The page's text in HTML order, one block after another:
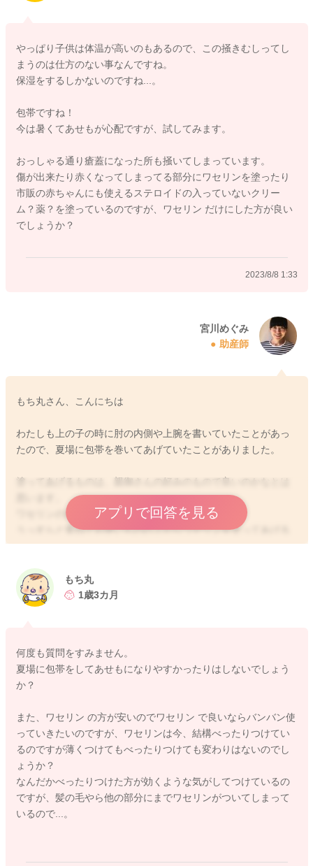
滑るので多少掻き壊しが防げるようにも思います。
引き続き保湿もこまめにされてみてください。
2023/8/7 22:59
やっぱり子供は体温が高いのもあるので、この掻きむしってし
まうのは仕方のない事なんですね。
保湿をするしかないのですね...。
包帯ですね！
今は暑くてあせもが心配ですが、試してみます。
おっしゃる通り瘡蓋になった所も掻いてしまっています。
傷が出来たり赤くなってしまってる部分にワセリンを塗ったり
市販の赤ちゃんにも使えるステロイドの入っていないクリー
ム？薬？を塗っているのですが、ワセリン だけにした方が良い
でしょうか？
2023/8/8 1:33
宮川めぐみ
助産師
もち丸さん、こんにちは
わたしも上の子の時に肘の内側や上腕を書いていたことがあっ
たので、夏場に包帯を巻いてあげていたことがありました。
塗ってあげるものは、親御さんの好みのもので良いのかなとは
ワセリンの保護力は強いかとは思います。
うっすらと重ねてお使いものの上からワセリンを塗ってあげる
でもいいと思いますよ。
よかったら参考になさってみてください。
どうぞよろしくお願いします。
アプリで回答を見る
もち丸
1歳3カ月
何度も質問をすみません。
夏場に包帯をしてあせもになりやすかったりはしないでしょう
か？
また、ワセリン の方が安いのでワセリン で良いならバンバン使
っていきたいのですが、ワセリンは今、結構べったりつけてい
るのですが薄くつけてもべったりつけても変わりはないのでし
ょうか？
なんだかべったりつけた方が効くような気がしてつけているの
ですが、髪の毛やら他の部分にまでワセリンがついてしまって
いるので...。